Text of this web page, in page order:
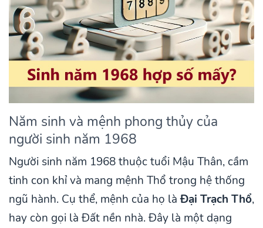
Năm sinh và mệnh phong thủy của
người sinh năm 1968
Người sinh năm 1968 thuộc tuổi Mậu Thân, cầm
tinh con khỉ và mang mệnh Thổ trong hệ thống
ngũ hành. Cụ thể, mệnh của họ làĐại Trạch Thổ,
hay còn gọi là Đất nền nhà. Đây là một dạng